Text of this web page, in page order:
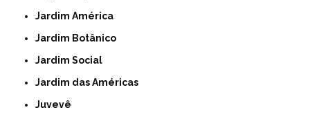
Jardim América
Jardim Botânico
Jardim Social
Jardim das Américas
Juvevê